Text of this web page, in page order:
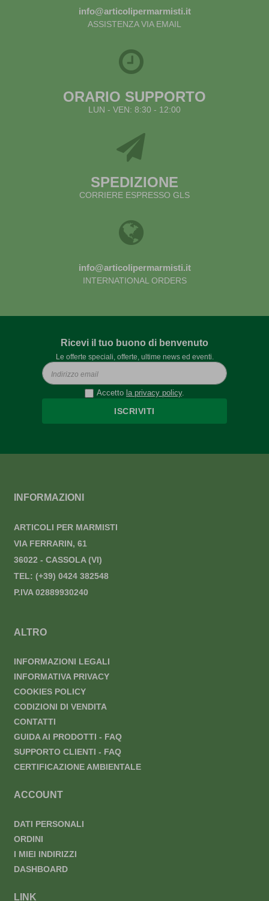
info@articolipermarmisti.it
ASSISTENZA VIA EMAIL
ORARIO SUPPORTO
LUN - VEN: 8:30 - 12:00
SPEDIZIONE
CORRIERE ESPRESSO GLS
info@articolipermarmisti.it
INTERNATIONAL ORDERS
Ricevi il tuo buono di benvenuto
Le offerte speciali, offerte, ultime news ed eventi.
Accetto la privacy policy.
ISCRIVITI
INFORMAZIONI
ARTICOLI PER MARMISTI
VIA FERRARIN, 61
36022 - CASSOLA (VI)
TEL: (+39) 0424 382548
P.IVA 02889930240
ALTRO
INFORMAZIONI LEGALI
INFORMATIVA PRIVACY
COOKIES POLICY
CODIZIONI DI VENDITA
CONTATTI
GUIDA AI PRODOTTI - FAQ
SUPPORTO CLIENTI - FAQ
CERTIFICAZIONE AMBIENTALE
ACCOUNT
DATI PERSONALI
ORDINI
I MIEI INDIRIZZI
DASHBOARD
LINK